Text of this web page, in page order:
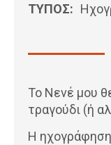
ΤΥΠΟΣ:
Το Νενέ μου
τραγούδι (ή
Η ηχογράφηση